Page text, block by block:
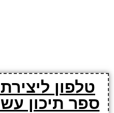
טלפון
ספר תיכון